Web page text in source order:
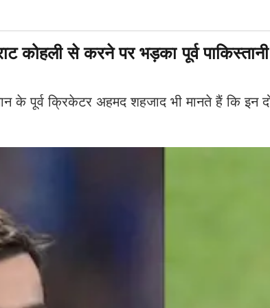
से करने पर भड़का पूर्व
क्रिकेटर अहमद शहजाद भी मानते हैं कि इन